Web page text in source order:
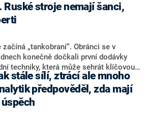
Ruské stroje nemají šanci,
začíná „tankobraní“. Obránci se v
konečně dočkali první dodávky
techniky, která může sehrát klíčovou
jarní protiofenzívě. Německý
britský Challenger 2 totiž nemají v
žádnou adekvátní konkurenci. Vedle
dorazily na Ukrajinu také německá
pěchoty Marder či americké obrněné
stále sílí, ztrácí ale mnoho
předpověděl, zda mají